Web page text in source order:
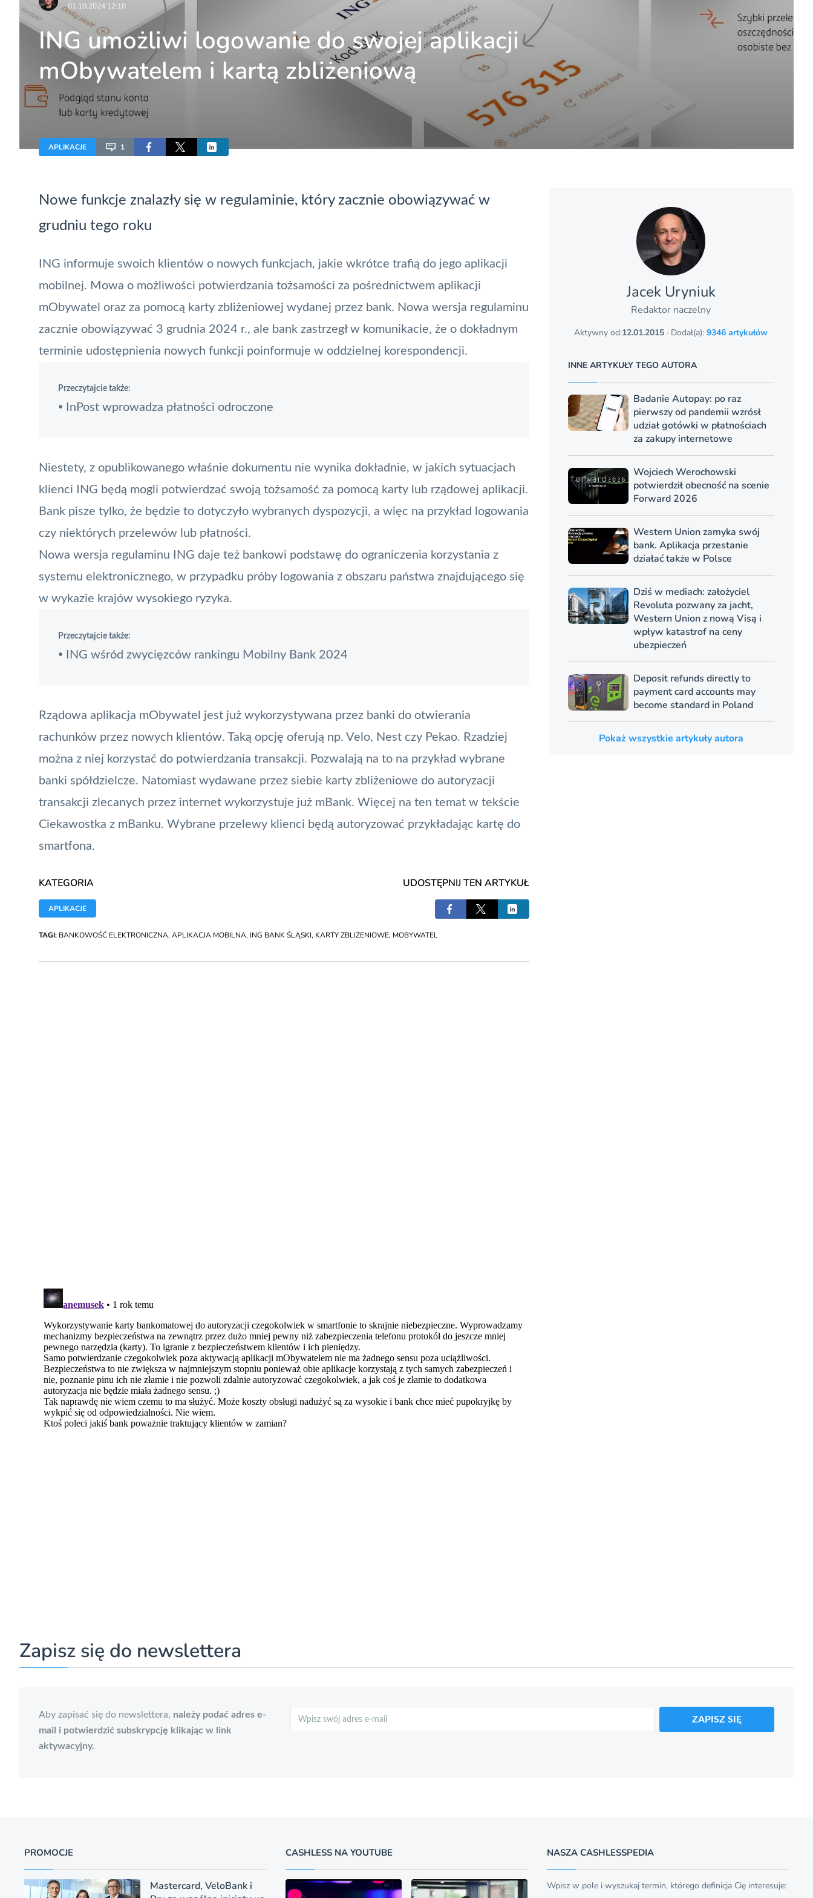
01.10.2024 12:10
ING umożliwi logowanie do swojej aplikacji
mObywatelem i kartą zbliżeniową
APLIKACJE 1
Nowe funkcje znalazły się w regulaminie, który zacznie obowiązywać w
grudniu tego roku
ING informuje swoich klientów o nowych funkcjach, jakie wkrótce trafią do jego aplikacji
mobilnej. Mowa o możliwości potwierdzania tożsamości za pośrednictwem aplikacji
mObywatel oraz za pomocą karty zbliżeniowej wydanej przez bank. Nowa wersja regulaminu
zacznie obowiązywać 3 grudnia 2024 r., ale bank zastrzegł w komunikacie, że o dokładnym
terminie udostępnienia nowych funkcji poinformuje w oddzielnej korespondencji.
Przeczytajcie także:
• InPost wprowadza płatności odroczone
Niestety, z opublikowanego właśnie dokumentu nie wynika dokładnie, w jakich sytuacjach
klienci ING będą mogli potwierdzać swoją tożsamość za pomocą karty lub rządowej aplikacji.
Bank pisze tylko, że będzie to dotyczyło wybranych dyspozycji, a więc na przykład logowania
czy niektórych przelewów lub płatności.
Nowa wersja regulaminu ING daje też bankowi podstawę do ograniczenia korzystania z
systemu elektronicznego, w przypadku próby logowania z obszaru państwa znajdującego się
w wykazie krajów wysokiego ryzyka.
Przeczytajcie także:
• ING wśród zwycięzców rankingu Mobilny Bank 2024
Rządowa aplikacja mObywatel jest już wykorzystywana przez banki do otwierania
rachunków przez nowych klientów. Taką opcję oferują np. Velo, Nest czy Pekao. Rzadziej
można z niej korzystać do potwierdzania transakcji. Pozwalają na to na przykład wybrane
banki spółdzielcze. Natomiast wydawane przez siebie karty zbliżeniowe do autoryzacji
transakcji zlecanych przez internet wykorzystuje już mBank. Więcej na ten temat w tekście
Ciekawostka z mBanku. Wybrane przelewy klienci będą autoryzować przykładając kartę do
smartfona.
KATEGORIA
APLIKACJE
UDOSTĘPNIJ TEN ARTYKUŁ
TAGI: BANKOWOŚĆ ELEKTRONICZNA, APLIKACJA MOBILNA, ING BANK ŚLĄSKI, KARTY ZBLIŻENIOWE, MOBYWATEL
Jacek Uryniuk
Redaktor naczelny
Aktywny od:12.01.2015 · Dodał(a):9346 artykułów
INNE ARTYKUŁY TEGO AUTORA
Badanie Autopay: po raz
pierwszy od pandemii wzrósł
udział gotówki w płatnościach
za zakupy internetowe
Wojciech Werochowski
potwierdził obecność na scenie
Forward 2026
Western Union zamyka swój
bank. Aplikacja przestanie
działać także w Polsce
Dziś w mediach: założyciel
Revoluta pozwany za jacht,
Western Union z nową Visą i
wpływ katastrof na ceny
ubezpieczeń
Deposit refunds directly to
payment card accounts may
become standard in Poland
Pokaż wszystkie artykuły autora
Zapisz się do newslettera
Aby zapisać się do newslettera, należy podać adres e-
mail i potwierdzić subskrypcję klikając w link
aktywacyjny.
ZAPISZ SIĘ
PROMOCJE
Mastercard, VeloBank i
CASHLESS NA YOUTUBE NASZA CASHLESSPEDIA
Wpisz w pole i wyszukaj termin, którego definicja Cię interesuje: